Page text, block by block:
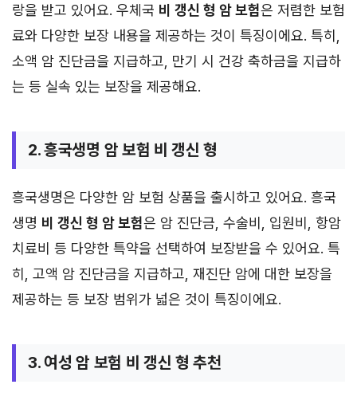
랑을 받고 있어요. 우체국 비 갱신 형 암 보험은 저렴한 보험
료와 다양한 보장 내용을 제공하는 것이 특징이에요. 특히,
소액 암 진단금을 지급하고, 만기 시 건강 축하금을 지급하
는 등 실속 있는 보장을 제공해요.
2. 흥국생명 암 보험 비 갱신 형
흥국생명은 다양한 암 보험 상품을 출시하고 있어요. 흥국
생명 비 갱신 형 암 보험은 암 진단금, 수술비, 입원비, 항암
치료비 등 다양한 특약을 선택하여 보장받을 수 있어요. 특
히, 고액 암 진단금을 지급하고, 재진단 암에 대한 보장을
제공하는 등 보장 범위가 넓은 것이 특징이에요.
3. 여성 암 보험 비 갱신 형 추천